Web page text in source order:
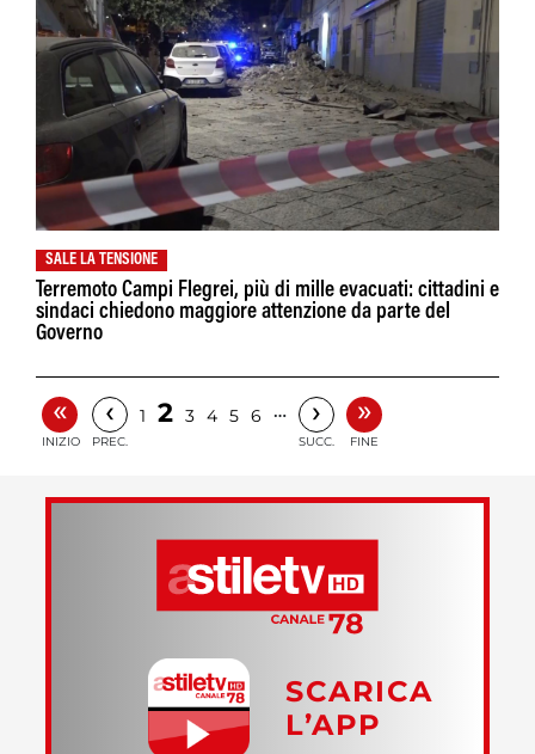
SALE LA TENSIONE
Terremoto Campi Flegrei, più di mille evacuati: cittadini e
sindaci chiedono maggiore attenzione da parte del
Governo
«
INIZIO
‹
PREC.
1 2 3 4 5 6 … ›
SUCC.
»
FINE
SCARICA
L’APP